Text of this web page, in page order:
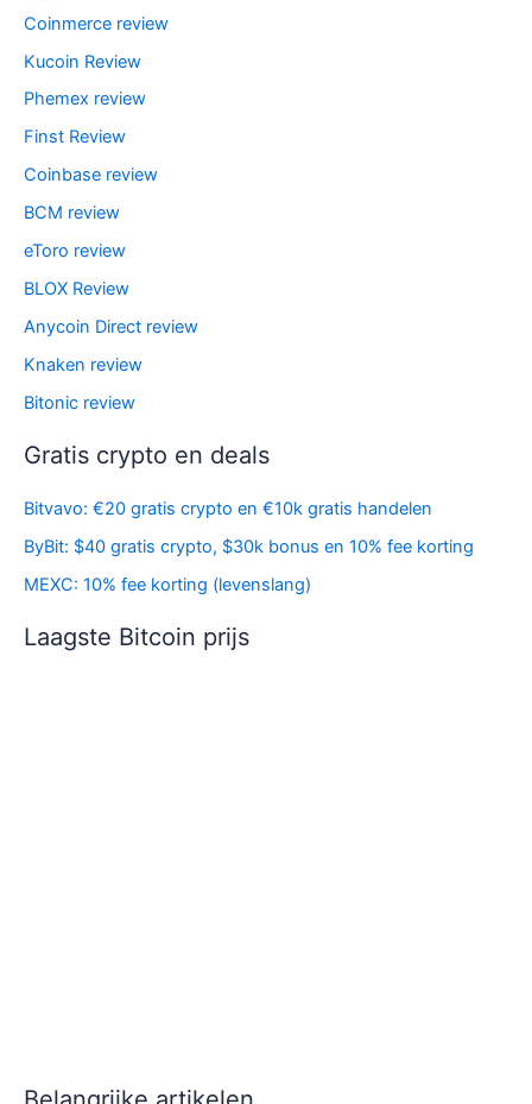
Coinmerce review
Kucoin Review
Phemex review
Finst Review
Coinbase review
BCM review
eToro review
BLOX Review
Anycoin Direct review
Knaken review
Bitonic review
Gratis crypto en deals
Bitvavo: €20 gratis crypto en €10k gratis handelen
ByBit: $40 gratis crypto, $30k bonus en 10% fee korting
MEXC: 10% fee korting (levenslang)
Laagste Bitcoin prijs